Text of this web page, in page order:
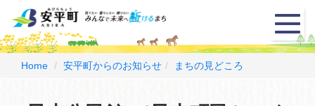
メ
ニ
ュ
Home 安平町からのお知らせ まちの見どころ